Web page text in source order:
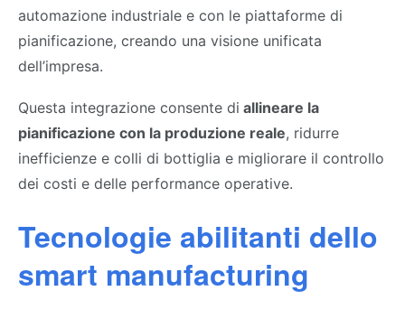
automazione industriale e con le piattaforme di
pianificazione, creando una visione unificata
dell’impresa.
Questa integrazione consente di allineare la
pianificazione con la produzione reale, ridurre
inefficienze e colli di bottiglia e migliorare il controllo
dei costi e delle performance operative.
Tecnologie abilitanti dello
smart manufacturing